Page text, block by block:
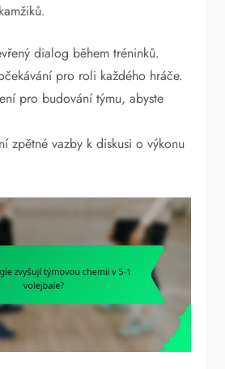
dialog během tréninků.
pro roli každého hráče.
pro budování týmu, abyste
zpětné vazby k diskusi o výkonu